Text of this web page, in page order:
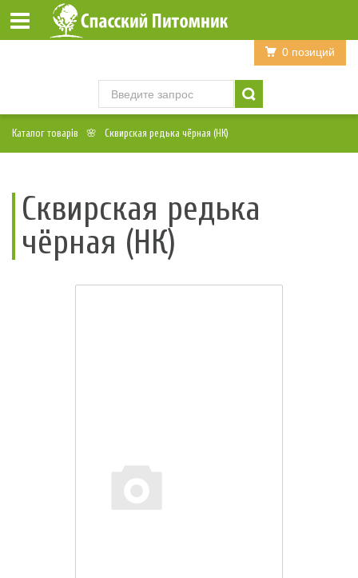
Войти Регистрация
0 позиций
Каталог товарів Сквирская редька чёрная (НК)
Сквирская редька
чёрная (НК)